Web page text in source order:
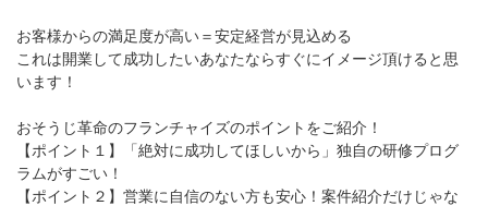
お客様からの満足度が高い＝安定経営が見込める
これは開業して成功したいあなたならすぐにイメージ頂けると思
います！
おそうじ革命のフランチャイズのポイントをご紹介！
【ポイント１】「絶対に成功してほしいから」独自の研修プログ
ラムがすごい！
【ポイント２】営業に自信のない方も安心！案件紹介だけじゃな